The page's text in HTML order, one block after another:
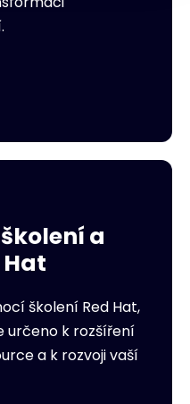
a
školení Red Hat,
určeno k rozšíření
a k rozvoji vaší